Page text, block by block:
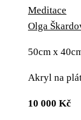
Meditace
Olga
50cm x
Akryl na
10 000 Kč